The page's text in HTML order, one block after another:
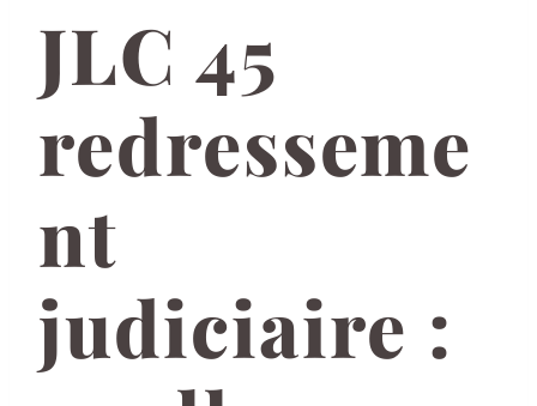
JLC 45
redresseme
nt
judiciaire :